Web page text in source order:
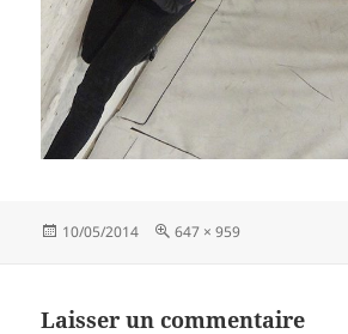
Publié
10/05/2014
Taille
647 × 959
Laisser un commentaire